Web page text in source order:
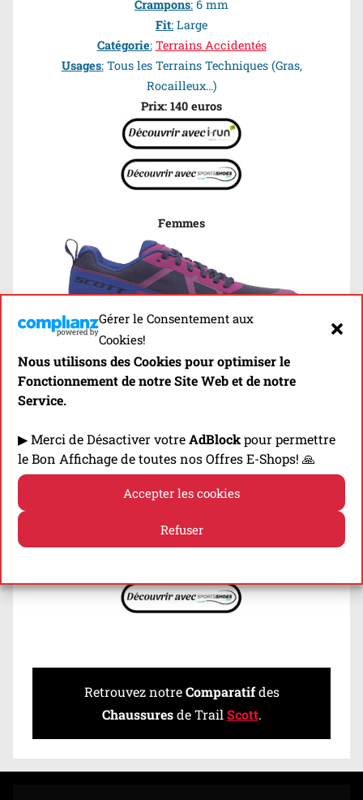
Gérer le Consentement aux
Cookies!
Nous utilisons des Cookies pour optimiser le
Fonctionnement de notre Site Web et de notre
Service.
▶ Merci de Désactiver votreAdBlockpour permettre
le Bon Affichage de toutes nos Offres E-Shops! 🙏
Accepter les cookies
Refuser
Crampons: 6 mm
Fit: Large
Catégorie: Terrains Accidentés
Usages:Tous les Terrains Techniques (Gras,
Rocailleux…)
Prix: 140 euros
Femmes
Drop:8 mm
Poids:295 g
Fit:Large
Catégorie: Terrains Accidentés
Tous les Terrains Techniques (Gras,
Prix: 140 euros
Retrouvez notreComparatifdes
Chaussuresde Trail Scott.